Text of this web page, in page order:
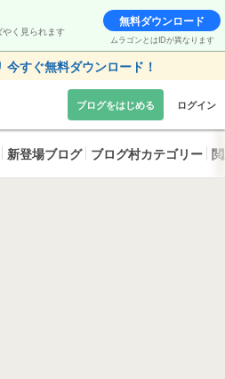
やく見られます
無料ダウンロード
ムラゴンとはIDが異なります
今すぐ無料ダウンロード！
ブログをはじめる ログイン
新登場ブログ ブログ村カテゴリー